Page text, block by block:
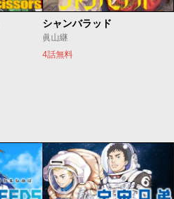
シャンバラッド
眞山継
4話無料